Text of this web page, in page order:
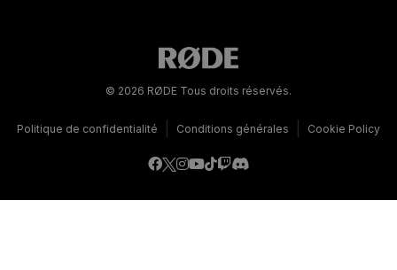
© 2026 RØDE Tous droits réservés.
Politique de confidentialité Conditions générales Cookie Policy